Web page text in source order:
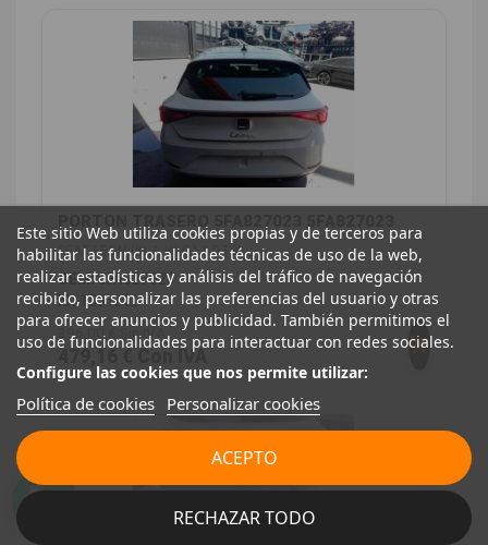
SEAT LEON (KL1, KLG) 1.0 TSI
OEM:5FA827023
ID:1551302
396,00 € Sin IVA
479,16 € Con IVA
Este sitio Web utiliza cookies propias y de terceros para
habilitar las funcionalidades técnicas de uso de la web,
realizar estadísticas y análisis del tráfico de navegación
recibido, personalizar las preferencias del usuario y otras
para ofrecer anuncios y publicidad. También permitimos el
uso de funcionalidades para interactuar con redes sociales.
Configure las cookies que nos permite utilizar:
Política de cookies Personalizar cookies
RECHAZAR TODO
ACEPTO